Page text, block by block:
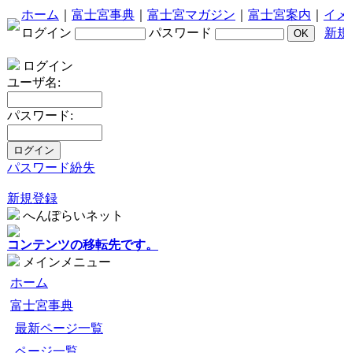
ホーム 富士宮事典 富士宮マガジン 富士宮案内 イ
ログイン
パスワード 新
ログイン
ユーザ名:
パスワード:
パスワード紛失
新規登録
へんぽらいネット
コンテンツの移転先です。
メインメニュー
ホーム
富士宮事典
最新ページ一覧